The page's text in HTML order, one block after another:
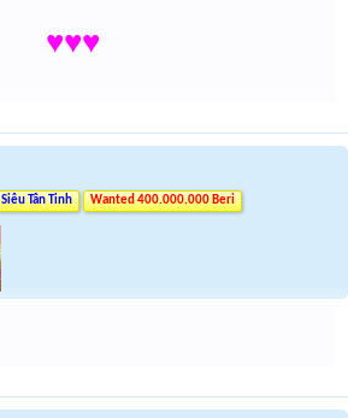
♥♥♥
Siêu Tân Tinh Wanted 400.000.000 Beri